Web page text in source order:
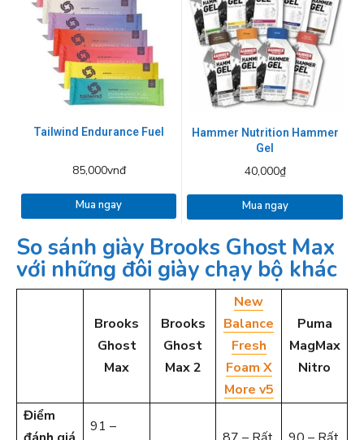
Tailwind Endurance Fuel
85,000vnđ
Mua ngay
Hammer Nutrition Hammer
Gel
40,000₫
Mua ngay
So sánh giày Brooks Ghost Max
với những đôi giày chạy bộ khác
Brooks
Ghost
Max
Brooks
Ghost
Max 2
New
Balance
Fresh
Foam X
More v5
Puma
MagMax
Nitro
Điểm
91 –